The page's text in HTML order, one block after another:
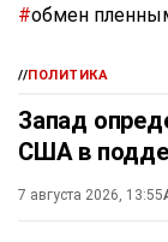
#обмен
//ПОЛИТИКА
Запад
США в
7 августа 2026, 13:55